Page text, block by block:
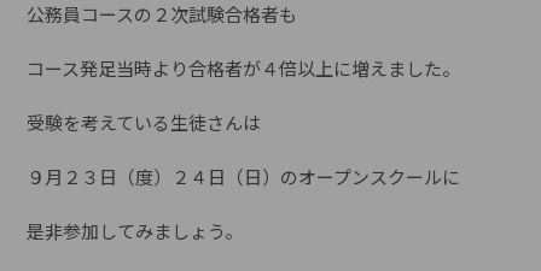
公務員コースの２次試験合格者も
コース発足当時より合格者が４倍以上に増えました。
受験を考えている生徒さんは
９月２３日（度）２４日（日）のオープンスクールに
是非参加してみましょう。